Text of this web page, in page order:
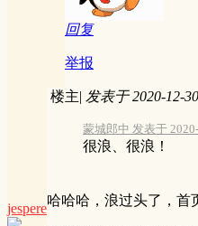
回复
举报
jespere
楼主| 发表于 2020-12-
蒙城郎中 发表于
很浪、很浪！
哈哈哈，浪过头了，首